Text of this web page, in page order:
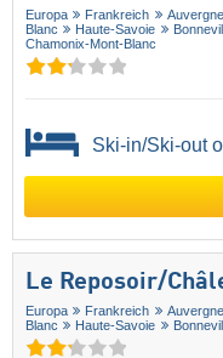
Europa Frankreich
Blanc
Haute-Savoie
Chamonix-Mont-Blanc
Ski-in/Ski-out
Le Reposoir/​
Europa Frankreich
Blanc
Haute-Savoie